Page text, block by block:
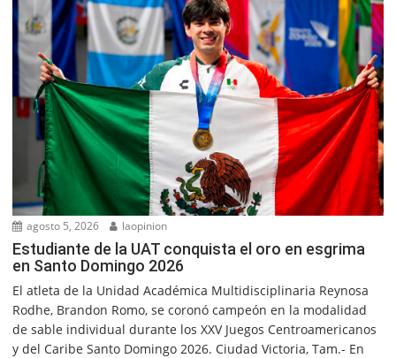
agosto 5, 2026 laopinion
Estudiante de la UAT conquista el oro en esgrima
en Santo Domingo 2026
El atleta de la Unidad Académica Multidisciplinaria Reynosa
Rodhe, Brandon Romo, se coronó campeón en la modalidad
de sable individual durante los XXV Juegos Centroamericanos
y del Caribe Santo Domingo 2026. Ciudad Victoria, Tam.- En